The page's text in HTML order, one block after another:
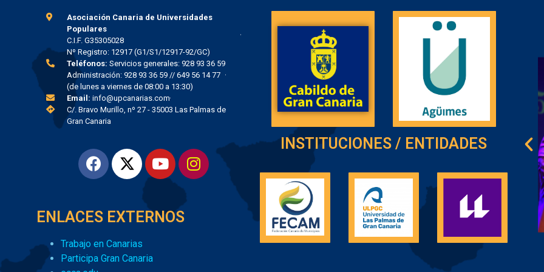
Asociación Canaria de Universidades
Populares
C.I.F. G35305028
Nº Registro: 12917 (G1/S1/12917-92/GC)
Teléfonos: Servicios generales: 928 93 36 59
Administración: 928 93 36 59 // 649 56 14 77
(de lunes a viernes de 08:00 a 13:30)
Email: info@upcanarias.com
C/. Bravo Murillo, nº 27 - 35003 Las Palmas de
Gran Canaria
ENLACES EXTERNOS
Trabajo en Canarias
Participa Gran Canaria
INSTITUCIONES / ENTIDADES
LA ACUP
reconocida por
el CIT del
Nordeste de